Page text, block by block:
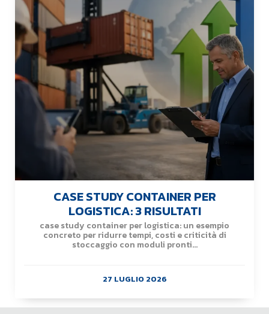
CASE STUDY CONTAINER PER
LOGISTICA: 3 RISULTATI
case study container per logistica: un esempio
concreto per ridurre tempi, costi e criticità di
stoccaggio con moduli pronti...
27 LUGLIO 2026